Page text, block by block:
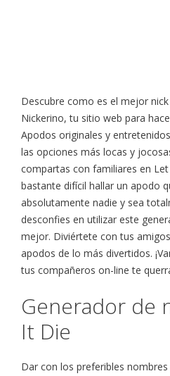
Descubre como es el mejor
Nickerino, tu sitio web para
Apodos originales y
las opciones más locas y
compartas con familiares en
bastante difícil hallar un apodo
absolutamente nadie y sea
desconfies en utilizar este
mejor. Diviértete con tus
apodos de lo más divertidos.
tus compañeros on-line te
Generador de
It Die
Dar con los preferibles